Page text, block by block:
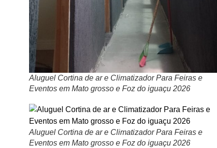
Aluguel Cortina de ar e Climatizador Para Feiras e
Eventos em Mato grosso e Foz do iguaçu 2026
Aluguel Cortina de ar e Climatizador Para Feiras e
Eventos em Mato grosso e Foz do iguaçu 2026